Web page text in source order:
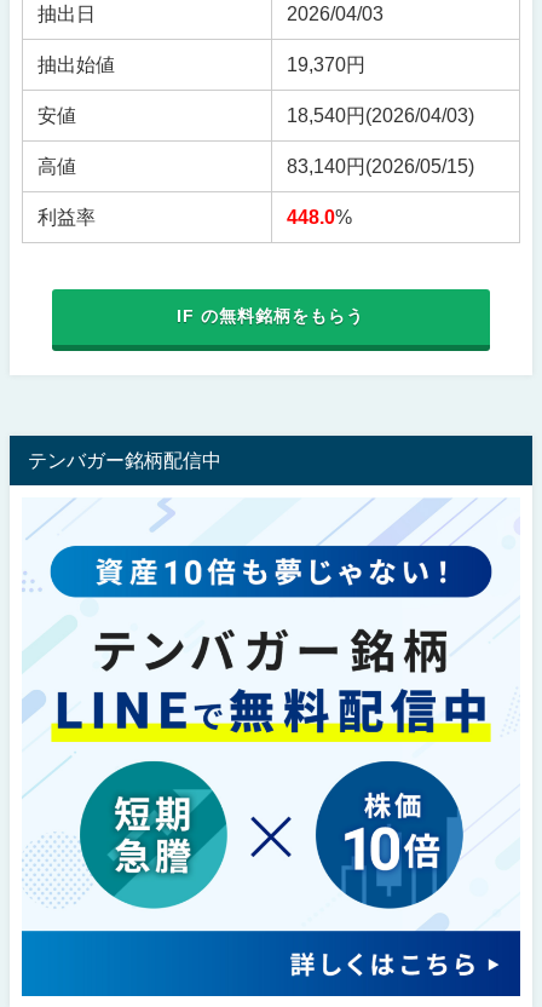
抽出日 2026/04/03
抽出始値 19,370円
安値 18,540円 (2026/04/03)
高値 83,140円 (2026/05/15)
利益率 448.0%
IF の無料銘柄をもらう
テンバガー銘柄配信中